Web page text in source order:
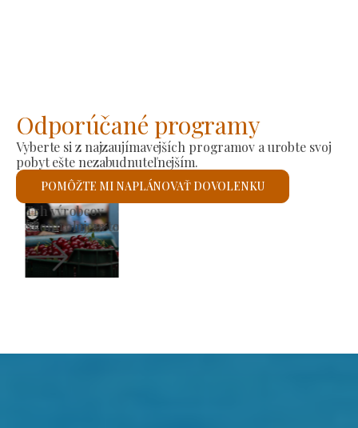
Odporúčané programy
Vyberte si z najzaujímavejších programov a urobte svoj
pobyt ešte nezabudnuteľnejším.
POMÔŽTE MI NAPLÁNOVAŤ DOVOLENKU
Rímskokatolícky kostol svätého Lászlóa
Skontrolujem to